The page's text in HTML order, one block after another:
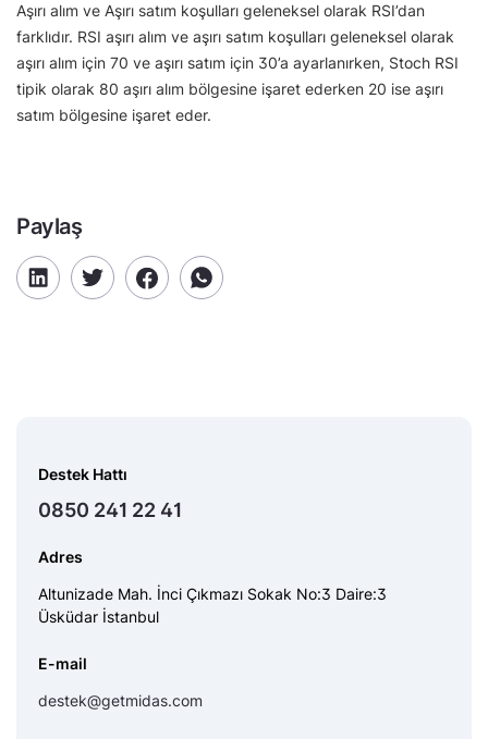
Aşırı alım ve Aşırı satım koşulları geleneksel olarak RSI’dan
farklıdır. RSI aşırı alım ve aşırı satım koşulları geleneksel olarak
aşırı alım için 70 ve aşırı satım için 30’a ayarlanırken, Stoch RSI
tipik olarak 80 aşırı alım bölgesine işaret ederken 20 ise aşırı
satım bölgesine işaret eder.
Paylaş
Destek Hattı
0850 241 22 41
Adres
Altunizade Mah. İnci Çıkmazı Sokak No:3 Daire:3
Üsküdar İstanbul
E-mail
destek@getmidas.com